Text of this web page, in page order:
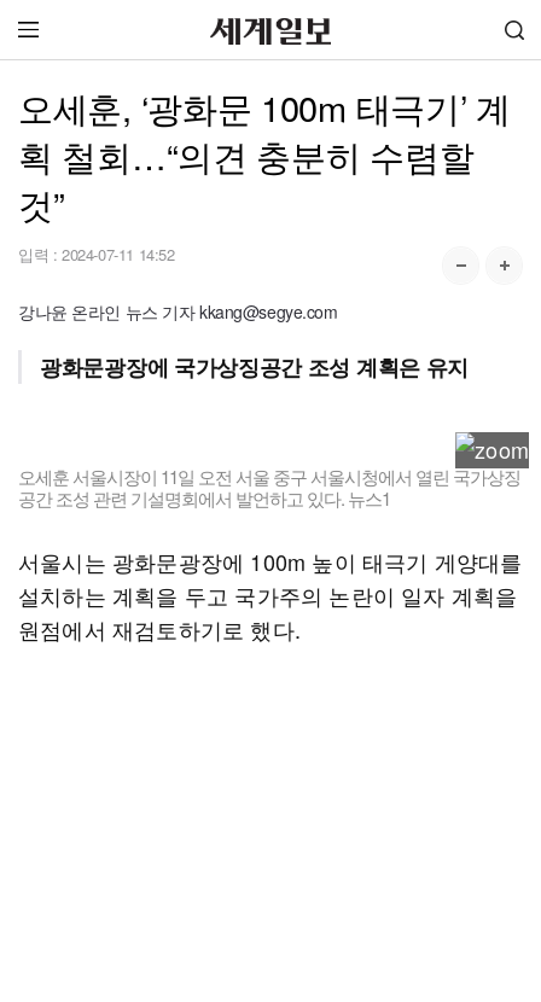
오세훈, ‘광화문 100m 태극기’ 계
획 철회…“의견 충분히 수렴할
것”
입력 : 2024-07-11 14:52
강나윤 온라인 뉴스 기자 kkang@segye.com
광화문광장에 국가상징공간 조성 계획은 유지
오세훈 서울시장이 11일 오전 서울 중구 서울시청에서 열린 국가상징
공간 조성 관련 기설명회에서 발언하고 있다. 뉴스1
서울시는 광화문광장에 100m 높이 태극기 게양대를
설치하는 계획을 두고 국가주의 논란이 일자 계획을
원점에서 재검토하기로 했다.